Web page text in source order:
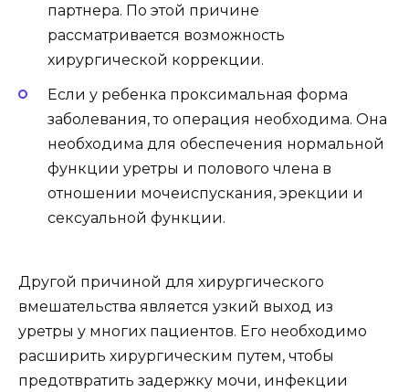
партнера. По этой причине
рассматривается возможность
хирургической коррекции.
Если у ребенка проксимальная форма
заболевания, то операция необходима. Она
необходима для обеспечения нормальной
функции уретры и полового члена в
отношении мочеиспускания, эрекции и
сексуальной функции.
Другой причиной для хирургического
вмешательства является узкий выход из
уретры у многих пациентов. Его необходимо
расширить хирургическим путем, чтобы
предотвратить задержку мочи, инфекции